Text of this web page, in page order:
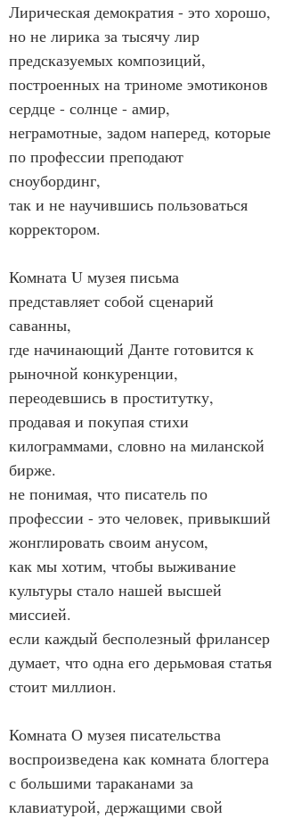
Лирическая демократия - это хорошо,
но не лирика за тысячу лир
предсказуемых композиций,
построенных на триноме эмотиконов
сердце - солнце - амир,
неграмотные, задом наперед, которые
по профессии преподают
сноубординг,
так и не научившись пользоваться
корректором.
Комната U музея письма
представляет собой сценарий
саванны,
где начинающий Данте готовится к
рыночной конкуренции,
переодевшись в проститутку,
продавая и покупая стихи
килограммами, словно на миланской
бирже.
не понимая, что писатель по
профессии - это человек, привыкший
жонглировать своим анусом,
как мы хотим, чтобы выживание
культуры стало нашей высшей
миссией.
если каждый бесполезный фрилансер
думает, что одна его дерьмовая статья
стоит миллион.
Комната О музея писательства
воспроизведена как комната блоггера
с большими тараканами за
клавиатурой, держащими свой